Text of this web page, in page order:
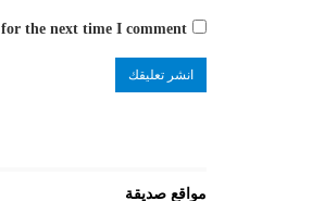
the next time I comment.
مواقع صديقة